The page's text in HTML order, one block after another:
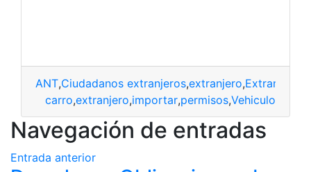
ANT,Ciudadanos extranjeros,extranjero,Extranjeros
carro,extranjero,importar,permisos,Vehiculo
Navegación de entradas
Entrada anterior